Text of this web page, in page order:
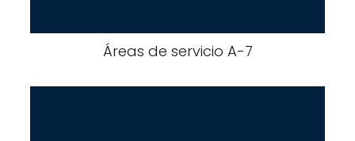
Áreas de servicio A-7